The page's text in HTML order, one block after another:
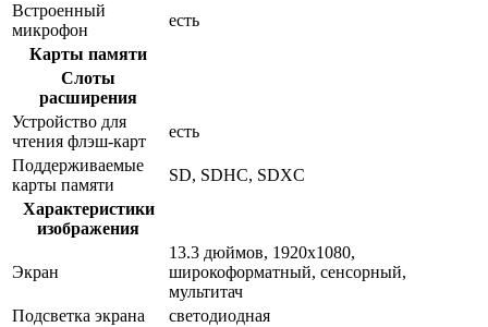
Встроенный
микрофон
есть
Карты памяти
Слоты
расширения
Устройство для
чтения флэш-карт
есть
Поддерживаемые
карты памяти
SD, SDHC, SDXC
Характеристики
изображения
Экран
13.3 дюймов, 1920x1080,
широкоформатный, сенсорный,
мультитач
Подсветка экрана
светодиодная